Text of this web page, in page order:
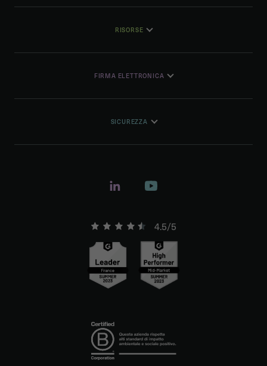
RISORSE
FIRMA ELETTRONICA
SICUREZZA
4.5/5